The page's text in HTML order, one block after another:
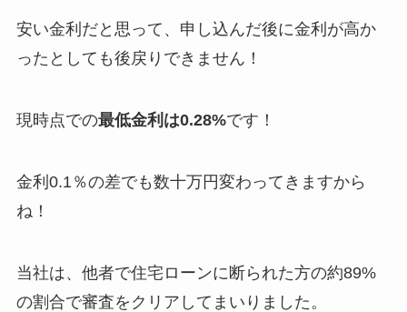
安い金利だと思って、申し込んだ後に金利が高か
ったとしても後戻りできません！
現時点での最低金利は0.28%です！
金利0.1％の差でも数十万円変わってきますから
ね！
当社は、他者で住宅ローンに断られた方の約89%
の割合で審査をクリアしてまいりました。